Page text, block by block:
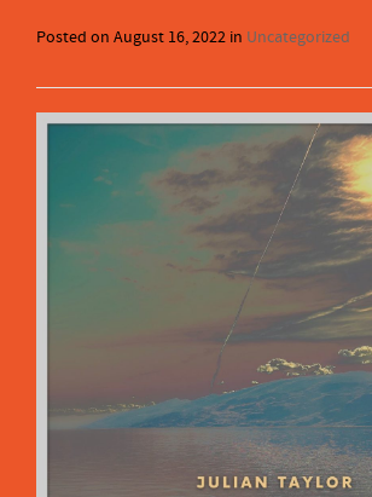
Posted on August 16, 2022 in Uncategorized